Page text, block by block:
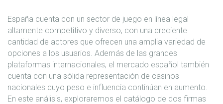
España cuenta con un sector de juego en línea legal
altamente competitivo y diverso, con una creciente
cantidad de actores que ofrecen una amplia variedad de
opciones a los usuarios. Además de las grandes
plataformas internacionales, el mercado español también
cuenta con una sólida representación de casinos
nacionales cuyo peso e influencia continúan en aumento.
En este análisis, exploraremos el catálogo de dos firmas